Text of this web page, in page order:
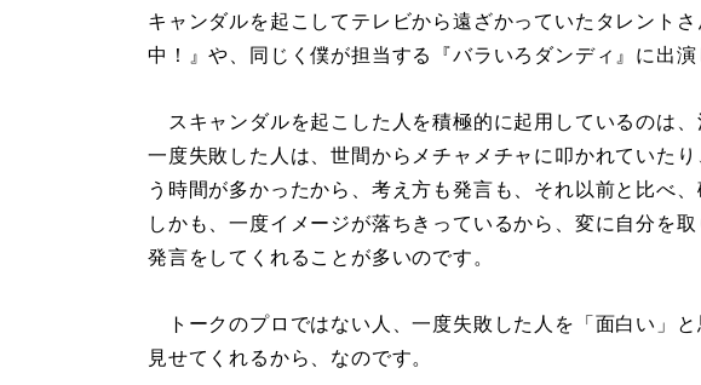
キャンダルを起こしてテレビから遠ざかっていたタレント
中！』や、同じく僕が担当する『バラいろダンディ』に出演
スキャンダルを起こした人を積極的に起用しているのは、
一度失敗した人は、世間からメチャメチャに叩かれていた
う時間が多かったから、考え方も発言も、それ以前と比べ
しかも、一度イメージが落ちきっているから、変に自分を
発言をしてくれることが多いのです。
トークのプロではない人、一度失敗した人を「面白い」
見せてくれるから、なのです。